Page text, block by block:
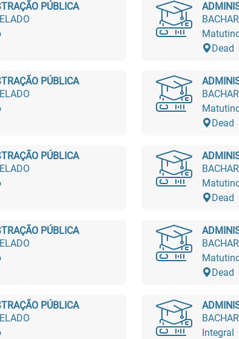
PÚBLICA
Dead
PÚBLICA
Dead
PÚBLICA
Dead
PÚBLICA
Dead
PÚBLICA
Integral